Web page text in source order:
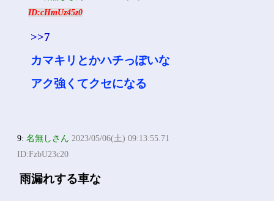
ID:cHmUz45z0
>>7
カマキリとかハチっぽいな
アク強くてクセになる
9:名無しさん 2023/05/06(土) 09:13:55.71
ID:FzbU23c20
雨漏れする車な